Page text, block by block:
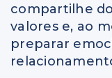
compartilhe
valores e, ao
preparar